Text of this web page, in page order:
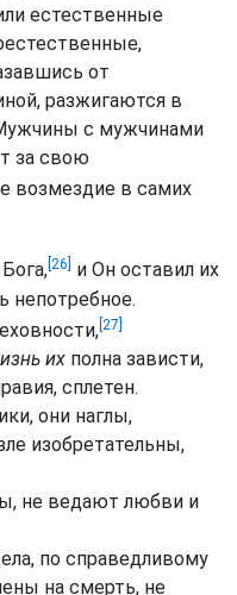
естественные
от
разжигаются в
с мужчинами
за свою
возмездие в самих
[26]
и Он оставил их
непотребное.
[27]
их полна зависти,
сплетен.
они наглы,
изобретательны,
не ведают любви и
по справедливому
на смерть, не